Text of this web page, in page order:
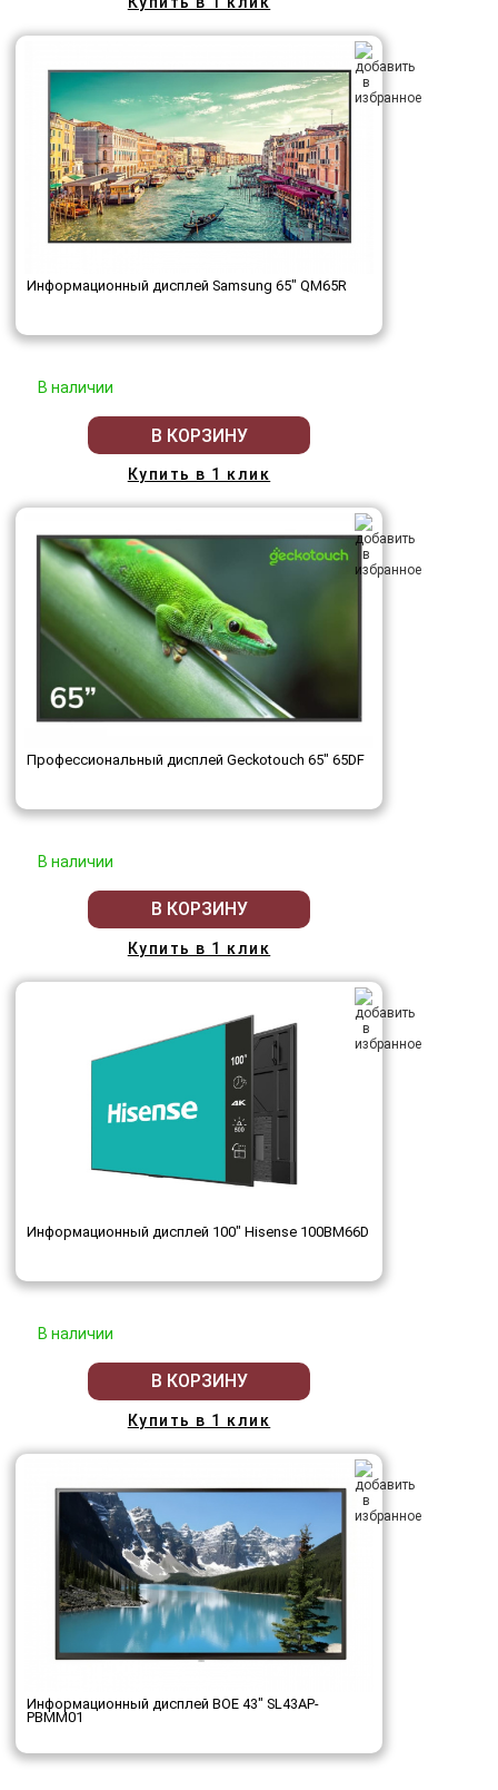
Информационный дисплей Samsung 65" QM65R
В наличии
В КОРЗИНУ
Купить в 1 клик
Профессиональный дисплей Geckotouch 65" 65DF
В наличии
В КОРЗИНУ
Купить в 1 клик
Информационный дисплей 100" Hisense 100BM66D
В наличии
В КОРЗИНУ
Купить в 1 клик
Информационный дисплей BOE 43" SL43AP-
PBMM01